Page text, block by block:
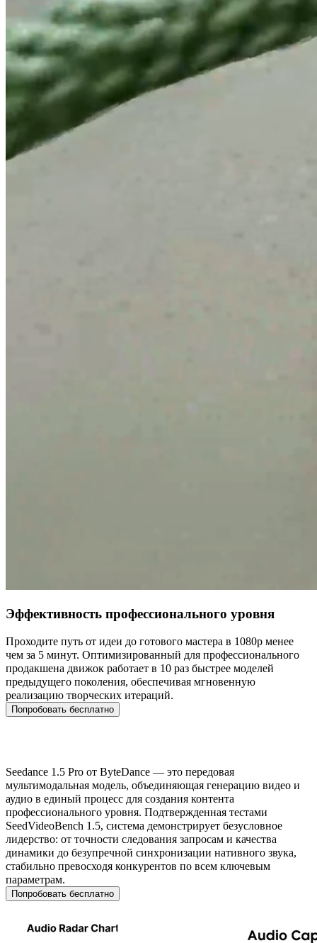
Эффективность профессионального уровня
Проходите путь от идеи до готового мастера в 1080p менее
чем за 5 минут. Оптимизированный для профессионального
продакшена движок работает в 10 раз быстрее моделей
предыдущего поколения, обеспечивая мгновенную
реализацию творческих итераций.
Попробовать бесплатно
Seedance 1.5 Pro от ByteDance — это передовая
мультимодальная модель, объединяющая генерацию видео и
аудио в единый процесс для создания контента
профессионального уровня. Подтвержденная тестами
SeedVideoBench 1.5, система демонстрирует безусловное
лидерство: от точности следования запросам и качества
динамики до безупречной синхронизации нативного звука,
стабильно превосходя конкурентов по всем ключевым
параметрам.
Попробовать бесплатно